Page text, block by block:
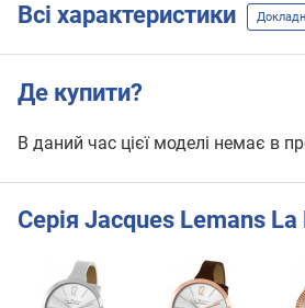
Всі характеристики
Де купити?
В даний час цієї моделі немає в
Серія Jacques Lemans